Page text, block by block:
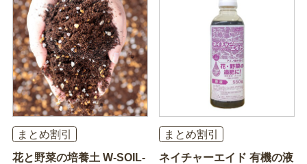
まとめ割引
花と野菜の培養土 W-SOIL-
まとめ割引
ネイチャーエイド 有機の液